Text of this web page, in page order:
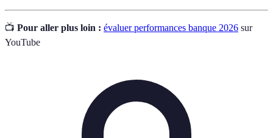
📺 Pour aller plus loin : évaluer performances banque 2026 sur
YouTube